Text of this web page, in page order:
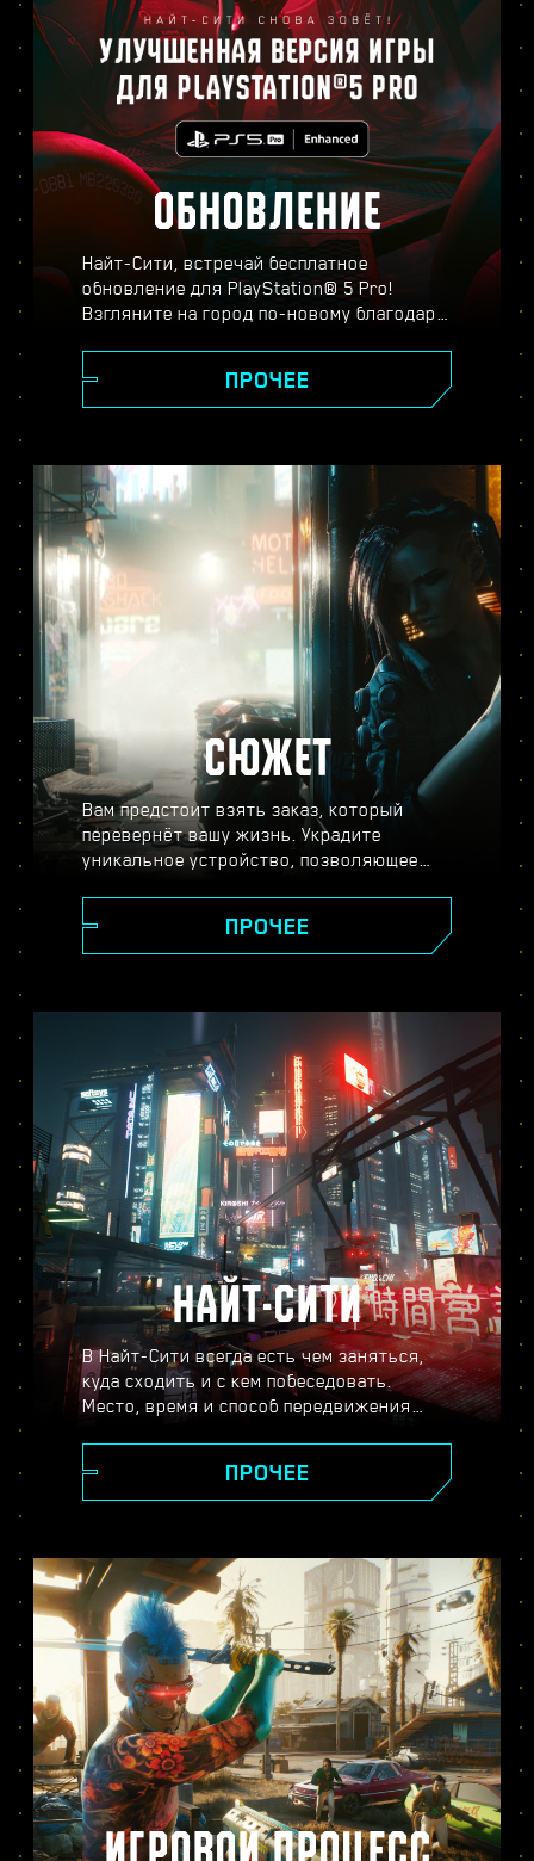
ОБНОВЛЕНИЕ
Найт-Сити, встречай бесплатное
обновление для PlayStation® 5 Pro!
Взгляните на город по-новому благодаря
трассировки лучей, повышенной частоте
кадров и другим улучшениям. Выберите
производительности, трассировки лучей
или трассировки лучей для Pro — и
оцените реалистичность изображения,
плавность игрового процесса и другие
новшества в версии Cyberpunk 2077 для
PS5® Pro.
ПРОЧЕЕ
СЮЖЕТ
Вам предстоит взять заказ, который
перевернёт вашу жизнь. Украдите
уникальное устройство, позволяющее
ваши поступки влияют на ход сюжета и
всё, что вас окружает. Выполняйте
Сити, чтобы превратиться из уличного
киберпанка в наёмника высшей лиги и
раскрыть тайну бесценного устройства,
за которым идёт настоящая охота.
ПРОЧЕЕ
НАЙТ-СИТИ
В Найт-Сити всегда есть чем заняться,
куда сходить и с кем побеседовать.
Место, время и способ передвижения
пустынных окрестностей города, повсюду
вас ждут новые тайны и неожиданные
ПРОЧЕЕ